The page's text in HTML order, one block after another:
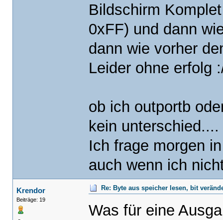
Bildschirm
0xFF) und dann
dann wie vorher
Leider ohne erfolg
ob ich outportb
kein unterschied....
Ich frage morgen
auch wenn ich
Krendor
Beiträge: 19
Re: Byte aus speicher lesen, bit
Was für eine